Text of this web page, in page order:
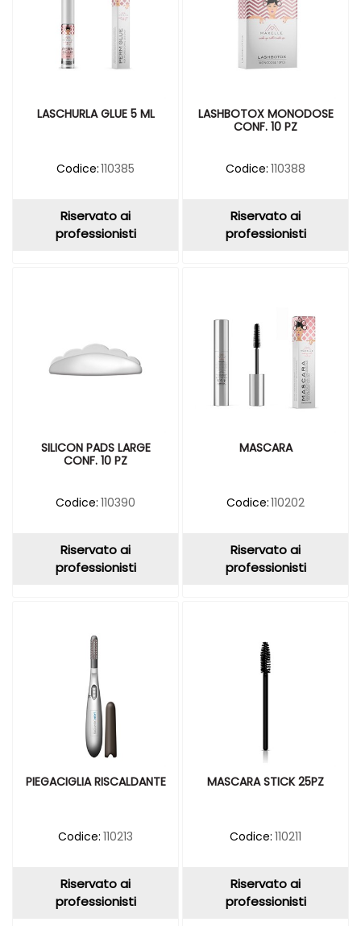
LASCHURLA GLUE 5 ML
Codice:110385
Riservato ai
professionisti
LASHBOTOX MONODOSE
CONF. 10 PZ
Codice: 110388
Riservato ai
professionisti
SILICON PADS LARGE
CONF. 10 PZ
Codice: 110390
Riservato ai
professionisti
MASCARA
Codice:110202
Riservato ai
professionisti
PIEGACIGLIA RISCALDANTE
Codice: 110213
Riservato ai
professionisti
MASCARA STICK 25PZ
Codice: 110211
Riservato ai
professionisti